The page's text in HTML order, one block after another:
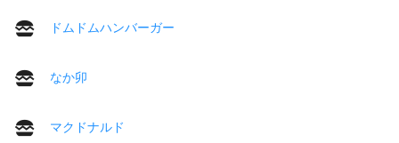
ドムドムハンバーガー
なか卯
マクドナルド